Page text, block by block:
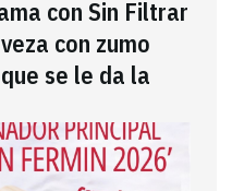
con Sin Filtrar
con zumo
se le da la